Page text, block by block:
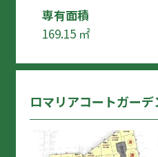
専有面積
169.15 ㎡
ロマリアコートガー